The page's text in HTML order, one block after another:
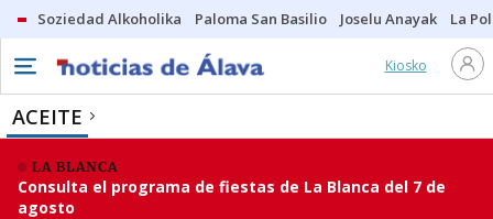
Soziedad Alkoholika Paloma San Basilio Joselu Anayak La
Kiosko
ACEITE
LA BLANCA
Consulta el programa de fiestas de La Blanca del 7 de
agosto